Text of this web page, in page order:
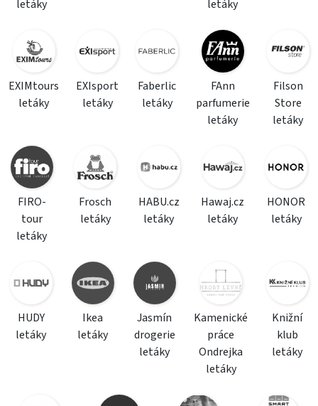
letáky letáky
EXIMtours
letáky
EXIsport
letáky
Faberlic
letáky
FAnn
parfumerie
letáky
Filson
Store
letáky
FIRO-
tour
letáky
Frosch
letáky
HABU.cz
letáky
Hawaj.cz
letáky
HONOR
letáky
HUDY
letáky
Ikea
letáky
Jasmín
drogerie
letáky
Kamenické
práce
Ondrejka
letáky
Knižní
klub
letáky